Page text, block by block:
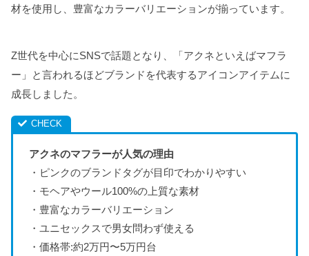
材を使用し、豊富なカラーバリエーションが揃っています。
Z世代を中心にSNSで話題となり、「アクネといえばマフラ
ー」と言われるほどブランドを代表するアイコンアイテムに
成長しました。
アクネのマフラーが人気の理由
・ピンクのブランドタグが目印でわかりやすい
・モヘアやウール100%の上質な素材
・豊富なカラーバリエーション
・ユニセックスで男女問わず使える
・価格帯:約2万円〜5万円台